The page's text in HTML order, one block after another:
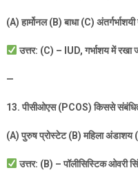
(A)हार्मोनल (B)बाधा (C)
उत्तर: (C) – IUD,गर्भाशय में रखा
—
13.पीसीओएस (PCOS)किससे
(A)पुरुष प्रोस्टेट (B)महिला अंडाशय (
उत्तर: (B) –पॉलीसिस्टिक ओवरी